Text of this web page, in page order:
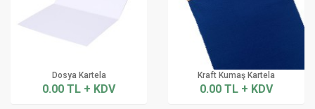
Dosya Kartela
0.00 TL + KDV
Kraft Kumaş Kartela
0.00 TL + KDV